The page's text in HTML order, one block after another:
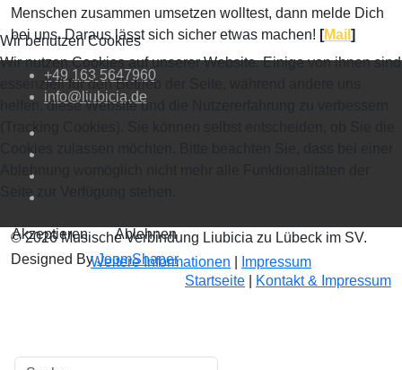
Menschen zusammen umsetzen wolltest, dann melde Dich
bei uns. Daraus lässt sich sicher etwas machen! [Mail ]
+49 163 5647960
info@liubicia.de
© 2026 Musische Verbindung Liubicia zu Lübeck im SV.
Designed ByJoomShaper
Startseite
Kontakt & Impressum
Wir benutzen Cookies
Wir nutzen Cookies auf unserer Website. Einige von ihnen sind
essenziell für den Betrieb der Seite, während andere uns
helfen, diese Website und die Nutzererfahrung zu verbessern
Akzeptieren
Ablehnen
Weitere Informationen
Impressum